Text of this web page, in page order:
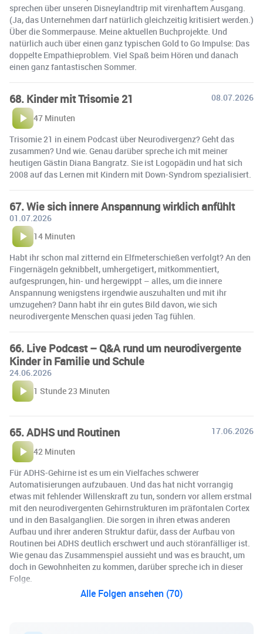
sprechen über unseren Disneylandtrip mit virenhaftem Ausgang.
(Ja, das Unternehmen darf natürlich gleichzeitig kritisiert werden.)
Über die Sommerpause. Meine aktuellen Buchprojekte. Und
natürlich auch über einen ganz typischen Gold to Go Impulse: Das
doppelte Empathieproblem. Viel Spaß beim Hören und danach
einen ganz fantastischen Sommer.
68. Kinder mit Trisomie 21
08.07.2026
47 Minuten
Trisomie 21 in einem Podcast über Neurodivergenz? Geht das
zusammen? Und wie. Genau darüber spreche ich mit meiner
heutigen Gästin Diana Bangratz. Sie ist Logopädin und hat sich
2008 auf das Lernen mit Kindern mit Down-Syndrom spezialisiert.
67. Wie sich innere Anspannung wirklich anfühlt
01.07.2026
14 Minuten
Habt ihr schon mal zitternd ein Elfmeterschießen verfolgt? An den
Fingernägeln geknibbelt, umhergetigert, mitkommentiert,
aufgesprungen, hin- und hergewippt – alles, um die innere
Anspannung wenigstens irgendwie auszuhalten und mit ihr
umzugehen? Dann habt ihr ein gutes Bild davon, wie sich
neurodivergente Menschen quasi jeden Tag fühlen.
66. Live Podcast – Q&A rund um neurodivergente
Kinder in Familie und Schule
24.06.2026
1 Stunde 23 Minuten
65. ADHS und Routinen
17.06.2026
42 Minuten
Für ADHS-Gehirne ist es um ein Vielfaches schwerer
Automatisierungen aufzubauen. Und das hat nicht vorrangig
etwas mit fehlender Willenskraft zu tun, sondern vor allem erstmal
mit den neurodivergenten Gehirnstrukturen im präfontalen Cortex
und in den Basalganglien. Die sorgen in ihren etwas anderen
Aufbau und ihrer anderen Struktur dafür, dass der Aufbau von
Routinen bei ADHS deutlich erschwert und auch störanfälliger ist.
Wie genau das Zusammenspiel aussieht und was es braucht, um
doch in Gewohnheiten zu kommen, darüber spreche ich in dieser
Folge.
Alle Folgen ansehen (70)